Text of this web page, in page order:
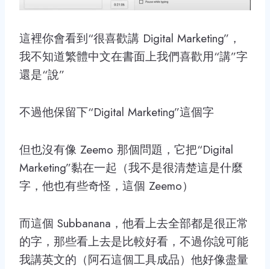
這裡你會看到“很喜歡講 Digital Marketing”，
我不知道繁體中文在書面上我們喜歡用“講”字
還是“說”
不過他保留下“Digital Marketing”這個字
但也沒有像 Zeemo 那個問題，它把“Digital
Marketing”黏在一起（我不是很清楚這是什麼
字，他也有些奇怪，這個 Zeemo）
而這個 Subbanana，他看上去全部都是很正常
的字，那些看上去是比較好看，不過你說可能
我講英文的（阿石這個工具成品）他好像盡量